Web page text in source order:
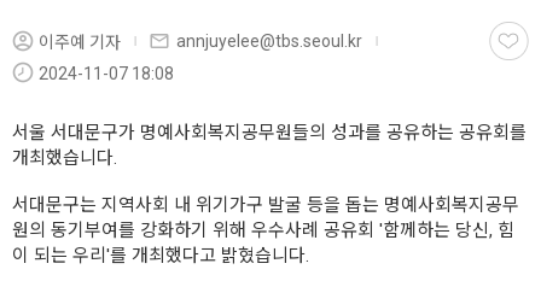
이주예 기자
annjuyelee@tbs.seoul.kr
2024-11-07 18:08
서울 서대문구가 명예사회복지공무원들의 성과를 공유하는 공유회를
개최했습니다.
서대문구는 지역사회 내 위기가구 발굴 등을 돕는 명예사회복지공무
원의 동기부여를 강화하기 위해 우수사례 공유회 '함께하는 당신, 힘
이 되는 우리'를 개최했다고 밝혔습니다.